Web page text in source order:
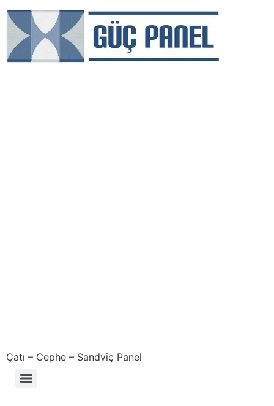
Çatı – Cephe – Sandviç Panel